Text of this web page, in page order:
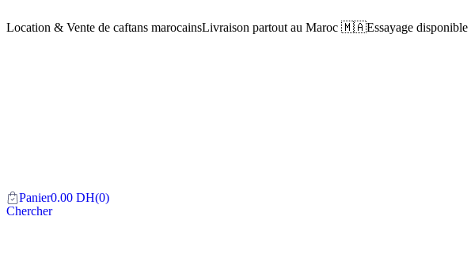
Location & Vente de caftans marocainsLivraison partout au Maroc 🇲🇦Essayage disponible
Panier0.00 DH(0)
Chercher